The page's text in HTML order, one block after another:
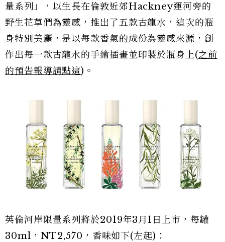
量系列」，以生長在倫敦近郊Hackney運河旁的
野生花草們為靈感，推出了五款古龍水，這次的瓶
身特別美麗，是以每款香氣的成份為靈感來源，創
作出每一款古龍水的手繪插畫並印製於瓶身上(之前
的預告報導請點這)。
英倫河岸限量系列將於2019年3月1日上市，每罐
30ml，NT2,570，香味如下(左起)：